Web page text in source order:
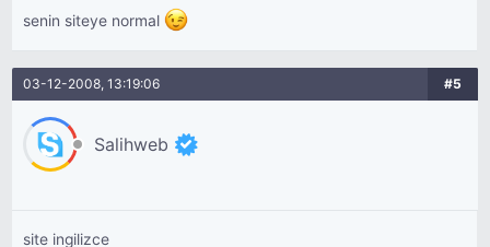
senin siteye normal
03-12-2008, 13:19:06 #5
Salihweb
site ingilizce